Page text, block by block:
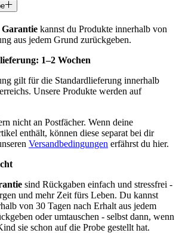
kannst du Produkte innerhalb von
aus jedem Grund zurückgeben.
1–2 Wochen
gilt für die Standardlieferung innerhalb
Unsere Produkte werden auf
nicht an Postfächer. Wenn deine
enthält, können diese separat bei dir
Versandbedingungen erfährst du hier.
sind Rückgaben einfach und stressfrei -
und mehr Zeit fürs Leben. Du kannst
von 30 Tagen nach Erhalt aus jedem
oder umtauschen - selbst dann, wenn
sie schon auf die Probe gestellt hat.